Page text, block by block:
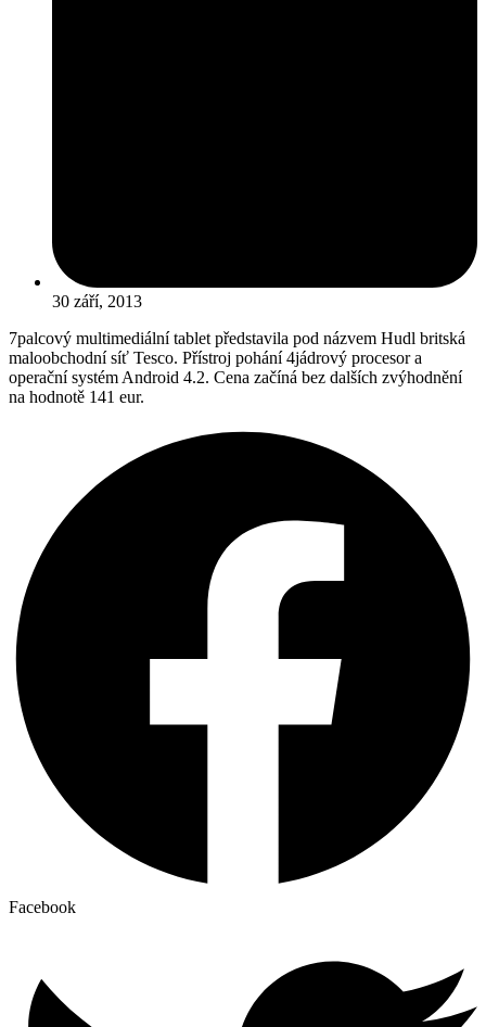
30 září, 2013
7palcový multimediální tablet představila pod názvem Hudl britská
maloobchodní síť Tesco. Přístroj pohání 4jádrový procesor a
operační systém Android 4.2. Cena začíná bez dalších zvýhodnění
na hodnotě 141 eur.
Facebook